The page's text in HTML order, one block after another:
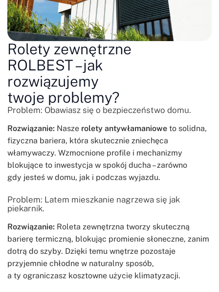
Rolety zewnętrzne
ROLBEST – jak
rozwiązujemy
twoje problemy?
Problem: Obawiasz się o bezpieczeństwo domu.
Rozwiązanie: Nasze rolety antywłamaniowe to solidna,
fizyczna bariera, która skutecznie zniechęca
włamywaczy. Wzmocnione profile i mechanizmy
blokujące to inwestycja w spokój ducha – zarówno
gdy jesteś w domu, jak i podczas wyjazdu.
Problem: Latem mieszkanie nagrzewa się jak
piekarnik.
Rozwiązanie: Roleta zewnętrzna tworzy skuteczną
barierę termiczną, blokując promienie słoneczne, zanim
dotrą do szyby. Dzięki temu wnętrze pozostaje
przyjemnie chłodne w naturalny sposób,
a ty ograniczasz kosztowne użycie klimatyzacji.